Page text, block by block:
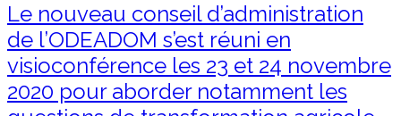
Le nouveau conseil d’administration
de l’ODEADOM s’est réuni en
visioconférence les 23 et 24 novembre
2020 pour aborder notamment les